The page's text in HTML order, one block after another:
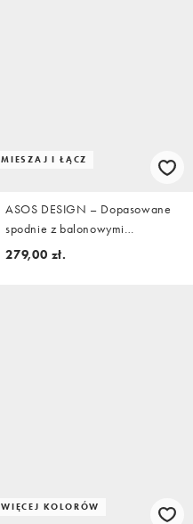
MIESZAJ I ŁĄCZ
ASOS DESIGN – Dopasowane
spodnie z balonowymi
nogawkami w kolorze kości
279,00 zł.
WIĘCEJ KOLORÓW